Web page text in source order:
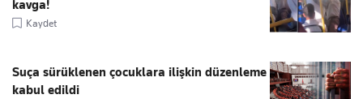
kavga!
Kaydet
Suça sürüklenen çocuklara ilişkin düzenleme
kabul edildi